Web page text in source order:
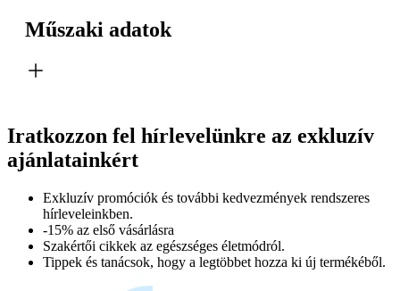
Műszaki adatok
Iratkozzon fel hírlevelünkre az exkluzív
ajánlatainkért​
Exkluzív promóciók és további kedvezmények rendszeres
hírleveleinkben.
-15% az első vásárlásra
Szakértői cikkek az egészséges életmódról.
Tippek és tanácsok, hogy a legtöbbet hozza ki új termékéből.